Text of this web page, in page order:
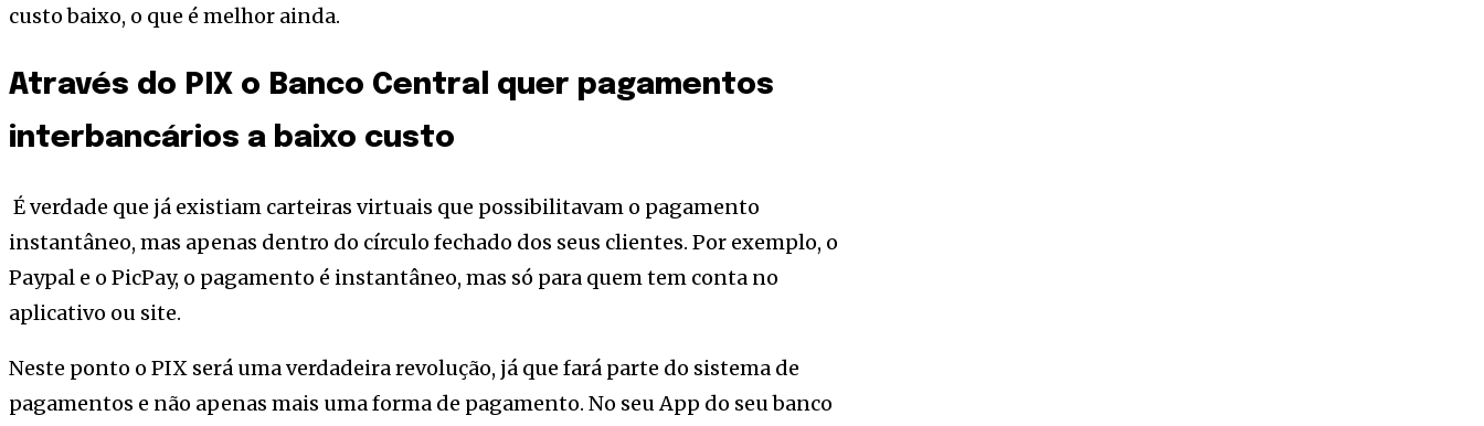
custo baixo, o que é melhor ainda.
Através do PIX o Banco Central quer pagamentos
interbancários a baixo custo
É verdade que já existiam carteiras virtuais que possibilitavam o pagamento
instantâneo, mas apenas dentro do círculo fechado dos seus clientes. Por exemplo, o
Paypal e o PicPay, o pagamento é instantâneo, mas só para quem tem conta no
aplicativo ou site.
Neste ponto o PIX será uma verdadeira revolução, já que fará parte do sistema de
pagamentos e não apenas mais uma forma de pagamento. No seu App do seu banco